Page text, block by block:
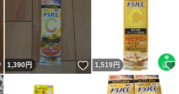
いいね！
1,390円 いいね！
1,519円